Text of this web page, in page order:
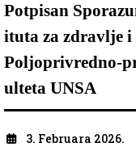
Potpisan
ituta za zdravlje
Poljoprivredno-
ulteta UNSA
3. Februara 2026.